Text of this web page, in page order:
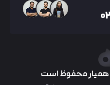
همیار محفوظ است